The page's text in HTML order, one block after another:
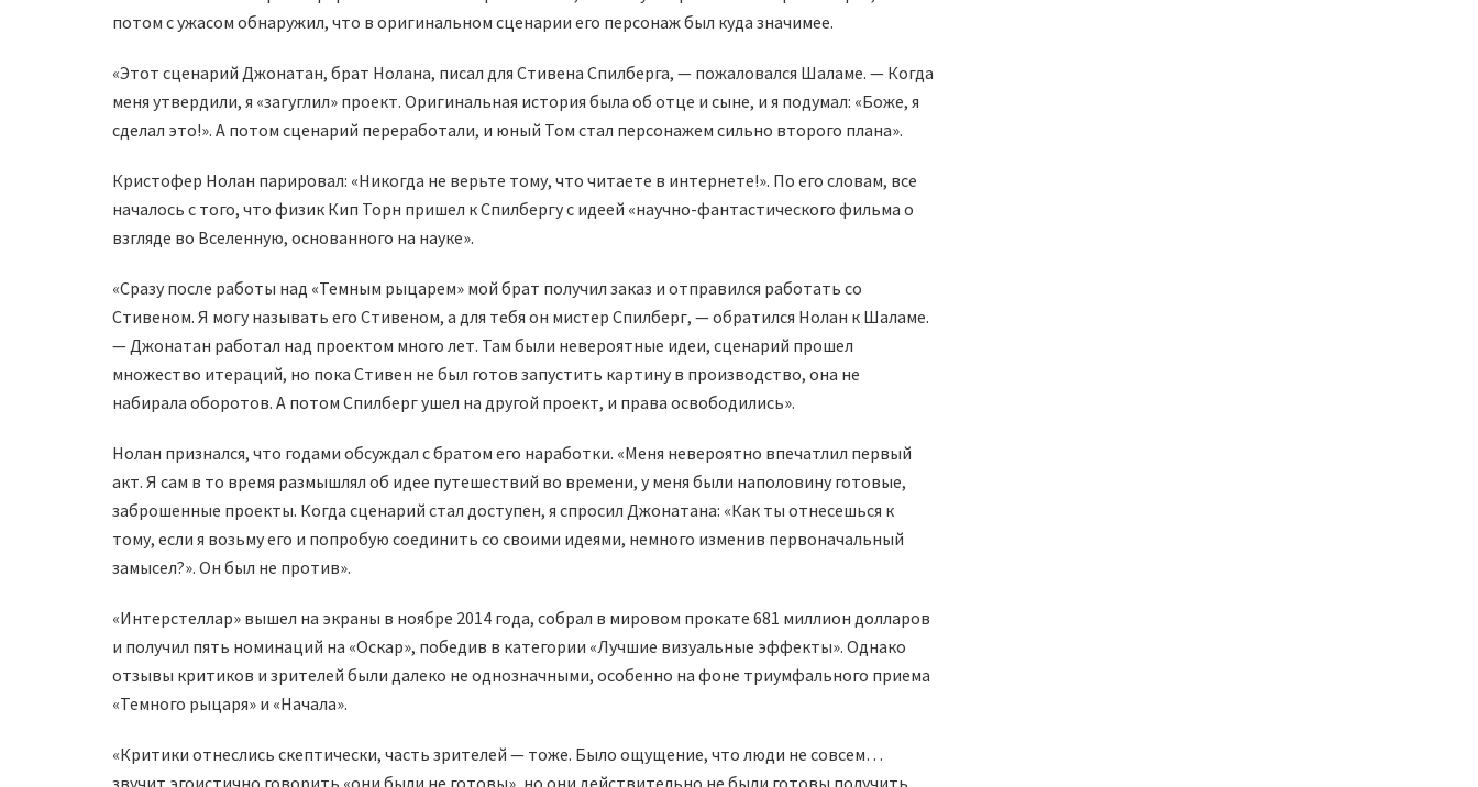
потом с ужасом обнаружил, что в оригинальном сценарии его персонаж был куда значимее.
«Этот сценарий Джонатан, брат Нолана, писал для Стивена Спилберга, — пожаловался Шаламе. — Когда
меня утвердили, я «загуглил» проект. Оригинальная история была об отце и сыне, и я подумал: «Боже, я
сделал это!». А потом сценарий переработали, и юный Том стал персонажем сильно второго плана».
Кристофер Нолан парировал: «Никогда не верьте тому, что читаете в интернете!». По его словам, все
началось с того, что физик Кип Торн пришел к Спилбергу с идеей «научно-фантастического фильма о
взгляде во Вселенную, основанного на науке».
«Сразу после работы над «Темным рыцарем» мой брат получил заказ и отправился работать со
Стивеном. Я могу называть его Стивеном, а для тебя он мистер Спилберг, — обратился Нолан к Шаламе.
— Джонатан работал над проектом много лет. Там были невероятные идеи, сценарий прошел
множество итераций, но пока Стивен не был готов запустить картину в производство, она не
набирала оборотов. А потом Спилберг ушел на другой проект, и права освободились».
Нолан признался, что годами обсуждал с братом его наработки. «Меня невероятно впечатлил первый
акт. Я сам в то время размышлял об идее путешествий во времени, у меня были наполовину готовые,
заброшенные проекты. Когда сценарий стал доступен, я спросил Джонатана: «Как ты отнесешься к
тому, если я возьму его и попробую соединить со своими идеями, немного изменив первоначальный
замысел?». Он был не против».
«Интерстеллар» вышел на экраны в ноябре 2014 года, собрал в мировом прокате 681 миллион долларов
и получил пять номинаций на «Оскар», победив в категории «Лучшие визуальные эффекты». Однако
отзывы критиков и зрителей были далеко не однозначными, особенно на фоне триумфального приема
«Темного рыцаря» и «Начала».
«Критики отнеслись скептически, часть зрителей — тоже. Было ощущение, что люди не совсем…
звучит эгоистично говорить «они были не готовы», но они действительно не были готовы получить